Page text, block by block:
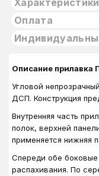
Характеристики
Оплата
Описание прилавка
Угловой
ДСП. Конструкция
Внутренняя часть
полок, верхней
применяется нижняя
Спереди обе
распахивания. По